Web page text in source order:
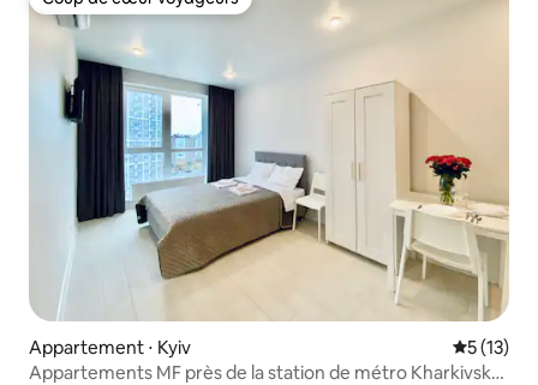
Coup de cœur voyageurs
Appartement ⋅ Kyiv
5 (13)
Appartements MF près de la station de métro Kharkivska,